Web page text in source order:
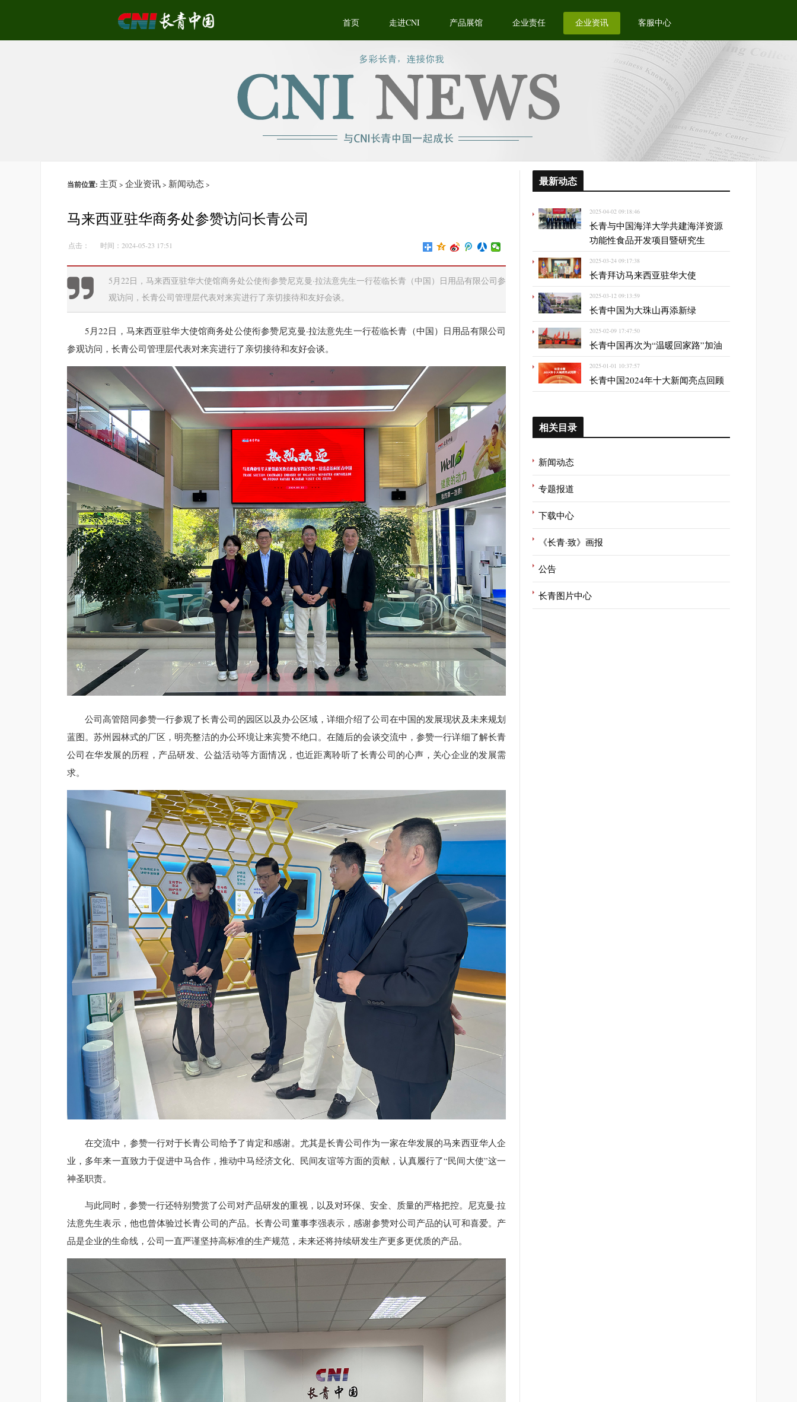
首页 走进CNI 产品展馆 企业责任 企业资讯 客服中心
当前位置: 主页> 企业资讯> 新闻动态>
马来西亚驻华商务处参赞访问长青公司
点击： 时间：2024-05-23 17:51
5月22日，马来西亚驻华大使馆商务处公使衔参赞尼克曼·拉法意先生一行莅临长青（中国）日用品有限公司参
观访问，长青公司管理层代表对来宾进行了亲切接待和友好会谈。
5月22日，马来西亚驻华大使馆商务处公使衔参赞尼克曼·拉法意先生一行莅临长青（中国）日用品有限公司
参观访问，长青公司管理层代表对来宾进行了亲切接待和友好会谈。
公司高管陪同参赞一行参观了长青公司的园区以及办公区域，详细介绍了公司在中国的发展现状及未来规划
蓝图。苏州园林式的厂区，明亮整洁的办公环境让来宾赞不绝口。在随后的会谈交流中，参赞一行详细了解长青
公司在华发展的历程，产品研发、公益活动等方面情况，也近距离聆听了长青公司的心声，关心企业的发展需
求。
在交流中，参赞一行对于长青公司给予了肯定和感谢。尤其是长青公司作为一家在华发展的马来西亚华人企
业，多年来一直致力于促进中马合作，推动中马经济文化、民间友谊等方面的贡献，认真履行了“民间大使”这一
神圣职责。
与此同时，参赞一行还特别赞赏了公司对产品研发的重视，以及对环保、安全、质量的严格把控。尼克曼·拉
法意先生表示，他也曾体验过长青公司的产品。长青公司董事李强表示，感谢参赞对公司产品的认可和喜爱。产
品是企业的生命线，公司一直严谨坚持高标准的生产规范，未来还将持续研发生产更多更优质的产品。
最新动态
2025-04-02 09:18:46
长青与中国海洋大学共建海洋资源
功能性食品开发项目暨研究生
2025-03-24 09:17:38
长青拜访马来西亚驻华大使
2025-03-12 09:13:59
长青中国为大珠山再添新绿
2025-02-09 17:47:50
长青中国再次为“温暖回家路”加油
2025-01-01 10:37:57
长青中国2024年十大新闻亮点回顾
相关目录
新闻动态
专题报道
下载中心
《长青·致》画报
公告
长青图片中心